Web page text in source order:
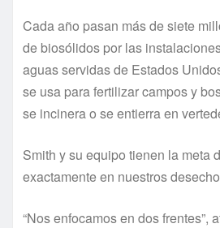
Cada año pasan más de siete
de biosólidos por las
aguas servidas de Estados
se usa para fertilizar campos y
se incinera o se entierra en
Smith y su equipo tienen la meta
exactamente en nuestros
“Nos enfocamos en dos frentes”,